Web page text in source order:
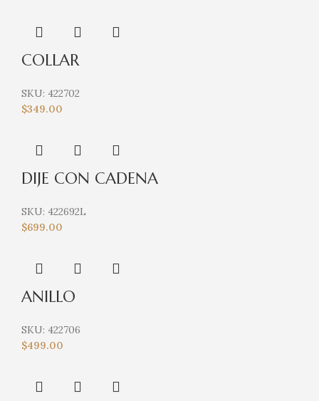
COLLAR
SKU: 422702
$349.00
DIJE CON CADENA
SKU: 422692L
$699.00
ANILLO
SKU: 422706
$499.00